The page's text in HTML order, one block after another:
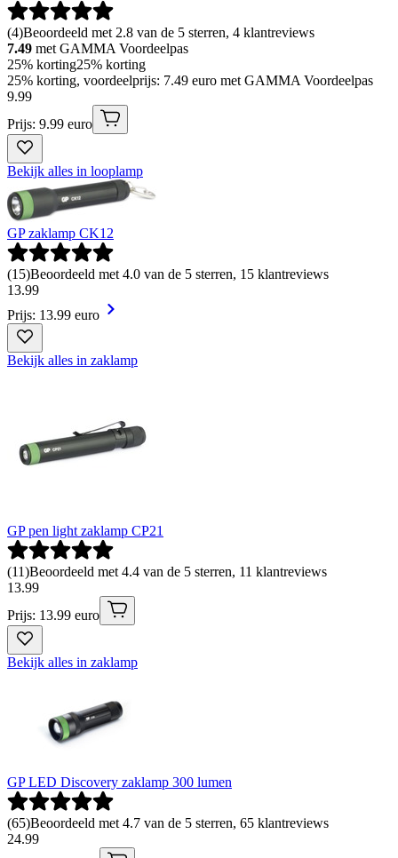
(4)Beoordeeld met 2.8 van de 5 sterren, 4 klantreviews
7.49 met GAMMA Voordeelpas
25% korting25% korting
25% korting, voordeelprijs: 7.49 euro met GAMMA Voordeelpas
9.99
Prijs: 9.99 euro
Bekijk alles in looplamp
GP zaklamp CK12
(15)Beoordeeld met 4.0 van de 5 sterren, 15 klantreviews
13.99
Prijs: 13.99 euro
Bekijk alles in zaklamp
GP pen light zaklamp CP21
(11)Beoordeeld met 4.4 van de 5 sterren, 11 klantreviews
13.99
Prijs: 13.99 euro
Bekijk alles in zaklamp
GP LED Discovery zaklamp 300 lumen
(65)Beoordeeld met 4.7 van de 5 sterren, 65 klantreviews
24.99